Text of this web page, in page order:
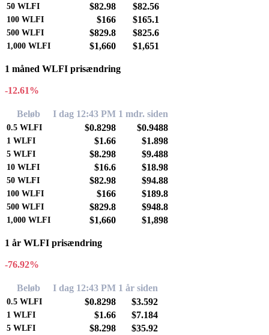
50 WLFI $82.98 $82.56
100 WLFI $166 $165.1
500 WLFI $829.8 $825.6
1,000 WLFI $1,660 $1,651
1 måned WLFI prisændring
-12.61%
Beløb I dag 12:43 PM 1 mdr. siden
0.5 WLFI $0.8298 $0.9488
1 WLFI $1.66 $1.898
5 WLFI $8.298 $9.488
10 WLFI $16.6 $18.98
50 WLFI $82.98 $94.88
100 WLFI $166 $189.8
500 WLFI $829.8 $948.8
1,000 WLFI $1,660 $1,898
1 år WLFI prisændring
-76.92%
Beløb I dag 12:43 PM 1 år siden
0.5 WLFI $0.8298 $3.592
1 WLFI $1.66 $7.184
5 WLFI $8.298 $35.92